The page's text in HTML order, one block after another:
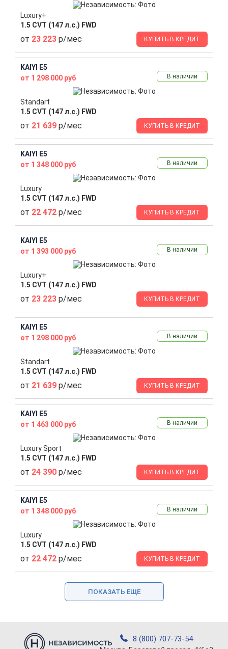
Luxury+
1.5 CVT (147 л.с.) FWD
от 23 223 р/мес КУПИТЬ В КРЕДИТ
KAIYI E5
от 1 298 000 руб
В наличии
Standart
1.5 CVT (147 л.с.) FWD
от 21 639 р/мес КУПИТЬ В КРЕДИТ
KAIYI E5
от 1 348 000 руб
В наличии
Luxury
1.5 CVT (147 л.с.) FWD
от 22 472 р/мес КУПИТЬ В КРЕДИТ
KAIYI E5
от 1 393 000 руб
В наличии
Luxury+
1.5 CVT (147 л.с.) FWD
от 23 223 р/мес КУПИТЬ В КРЕДИТ
KAIYI E5
от 1 298 000 руб
В наличии
Standart
1.5 CVT (147 л.с.) FWD
от 21 639 р/мес КУПИТЬ В КРЕДИТ
KAIYI E5
от 1 463 000 руб
В наличии
Luxury Sport
1.5 CVT (147 л.с.) FWD
от 24 390 р/мес КУПИТЬ В КРЕДИТ
KAIYI E5
от 1 348 000 руб
В наличии
Luxury
1.5 CVT (147 л.с.) FWD
от 22 472 р/мес КУПИТЬ В КРЕДИТ
ПОКАЗАТЬ ЕЩЕ
8 (800) 707-73-54